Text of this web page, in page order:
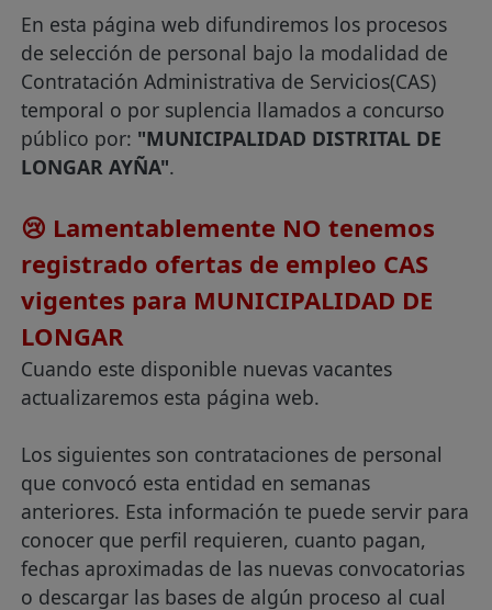
En esta página web difundiremos los procesos
de selección de personal bajo la modalidad de
Contratación Administrativa de Servicios(CAS)
temporal o por suplencia llamados a concurso
público por: "MUNICIPALIDAD DISTRITAL DE
LONGAR AYÑA".
😢 Lamentablemente NO tenemos
registrado ofertas de empleo CAS
vigentes para MUNICIPALIDAD DE
LONGAR
Cuando este disponible nuevas vacantes
actualizaremos esta página web.
Los siguientes son contrataciones de personal
que convocó esta entidad en semanas
anteriores. Esta información te puede servir para
conocer que perfil requieren, cuanto pagan,
fechas aproximadas de las nuevas convocatorias
o descargar las bases de algún proceso al cual